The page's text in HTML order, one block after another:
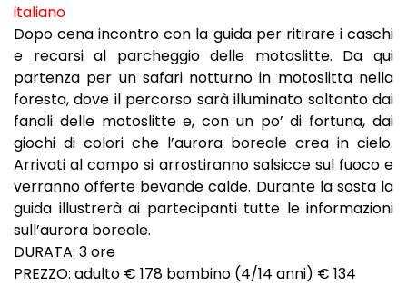
italiano
Dopo cena incontro con la guida per ritirare i caschi
e recarsi al parcheggio delle motoslitte. Da qui
partenza per un safari notturno in motoslitta nella
foresta, dove il percorso sarà illuminato soltanto dai
fanali delle motoslitte e, con un po’ di fortuna, dai
giochi di colori che l’aurora boreale crea in cielo.
Arrivati al campo si arrostiranno salsicce sul fuoco e
verranno offerte bevande calde. Durante la sosta la
guida illustrerà ai partecipanti tutte le informazioni
sull’aurora boreale.
DURATA: 3 ore
PREZZO: adulto € 178 bambino (4/14 anni) € 134